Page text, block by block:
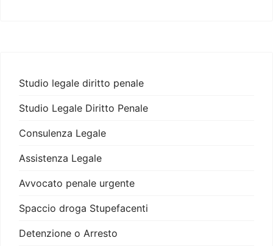
Studio legale diritto penale
Studio Legale Diritto Penale
Consulenza Legale
Assistenza Legale
Avvocato penale urgente
Spaccio droga Stupefacenti
Detenzione o Arresto